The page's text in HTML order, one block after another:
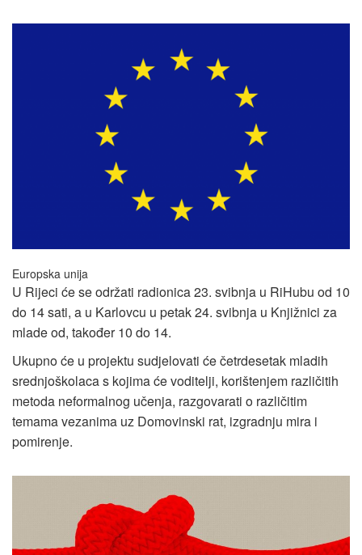
Europska unija
U Rijeci će se održati radionica 23. svibnja u RiHubu od 10
do 14 sati, a u Karlovcu u petak 24. svibnja u Knjižnici za
mlade od, također 10 do 14.
Ukupno će u projektu sudjelovati će četrdesetak mladih
srednjoškolaca s kojima će voditelji, korištenjem različitih
metoda neformalnog učenja, razgovarati o različitim
temama vezanima uz Domovinski rat, izgradnju mira i
pomirenje.